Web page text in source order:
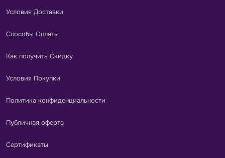
Условия Доставки
Способы Оплаты
Как получить Скидку
Условия Покупки
Политика конфиденциальности
Публичная оферта
Сертификаты